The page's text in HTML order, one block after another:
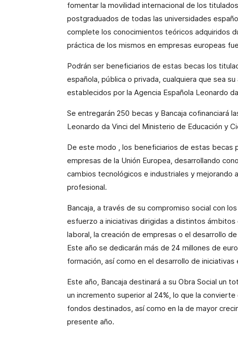
fomentar la movilidad internacional de los
postgraduados de todas las universidades
complete los conocimientos teóricos adquiridos
práctica de los mismos en empresas europeas
Podrán ser beneficiarios de estas becas los
española, pública o privada, cualquiera que sea
establecidos por la Agencia Española Leonardo
Se entregarán 250 becas y Bancaja cofinanciará
Leonardo da Vinci del Ministerio de Educación y
De este modo , los beneficiarios de estas becas
empresas de la Unión Europea, desarrollando
cambios tecnológicos e industriales y mejorando
profesional.
Bancaja, a través de su compromiso social con
esfuerzo a iniciativas dirigidas a distintos
laboral, la creación de empresas o el desarrollo
Este año se dedicarán más de 24 millones de
formación, así como en el desarrollo de
Este año, Bancaja destinará a su Obra Social un
un incremento superior al 24%, lo que la
fondos destinados, así como en la de mayor
presente año.